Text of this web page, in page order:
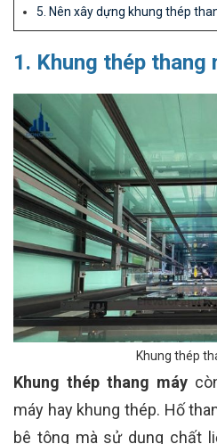
5. Nên xây dựng khung thép
1. Khung thép thang
Khung thép
Khung thép thang máy
máy hay khung thép. Hố
bê tông mà sử dụng chất